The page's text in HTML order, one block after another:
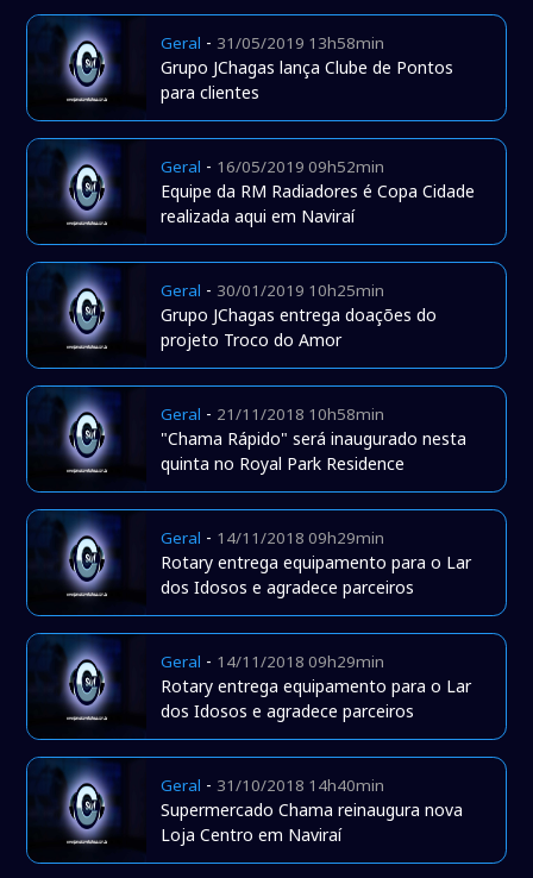
Geral - 31/05/2019 13h58min
Grupo JChagas lança Clube de Pontos
para clientes
Geral - 16/05/2019 09h52min
Equipe da RM Radiadores é Copa Cidade
realizada aqui em Naviraí
Geral - 30/01/2019 10h25min
Grupo JChagas entrega doações do
projeto Troco do Amor
Geral - 21/11/2018 10h58min
"Chama Rápido" será inaugurado nesta
quinta no Royal Park Residence
Geral - 14/11/2018 09h29min
Rotary entrega equipamento para o Lar
dos Idosos e agradece parceiros
Geral - 14/11/2018 09h29min
Rotary entrega equipamento para o Lar
dos Idosos e agradece parceiros
Geral - 31/10/2018 14h40min
Supermercado Chama reinaugura nova
Loja Centro em Naviraí